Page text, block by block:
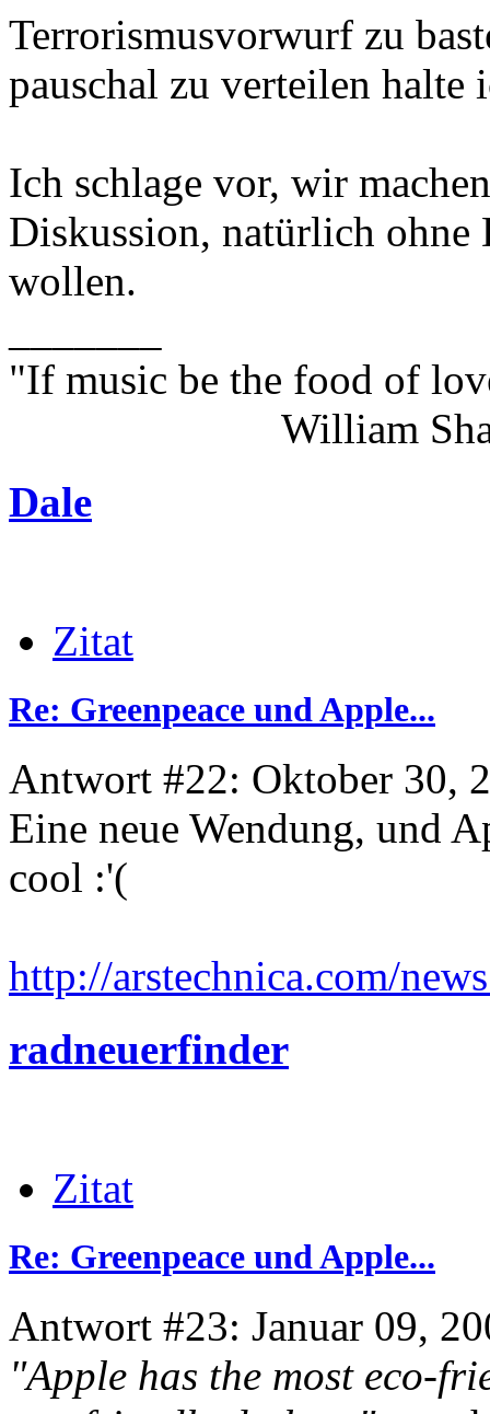
Terrorismusvorwurf zu
pauschal zu verteilen halte
Ich schlage vor, wir
Diskussion, natürlich ohne
wollen.
"If music be the food of
William
Dale
Zitat
Re: Greenpeace und Apple...
Antwort #22: Oktober 30,
Eine neue Wendung, und
cool :'(
http://arstechnica.com/
radneuerfinder
Zitat
Re: Greenpeace und Apple...
Antwort #23: Januar 09,
"Apple has the most eco-